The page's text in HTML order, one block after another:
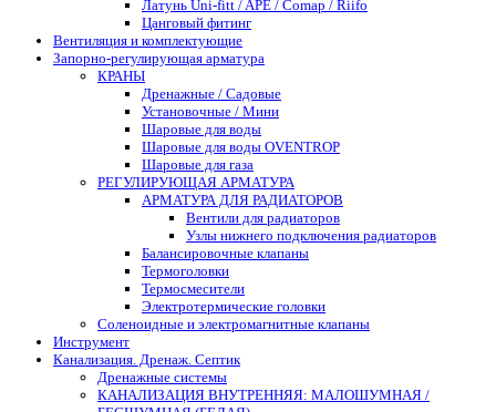
Латунь Uni-fitt / APE / Comap / Riifo
Цанговый фитинг
Вентиляция и комплектующие
Запорно-регулирующая арматура
КРАНЫ
Дренажные / Садовые
Установочные / Мини
Шаровые для воды
Шаровые для воды OVENTROP
Шаровые для газа
РЕГУЛИРУЮЩАЯ АРМАТУРА
АРМАТУРА ДЛЯ РАДИАТОРОВ
Вентили для радиаторов
Узлы нижнего подключения радиаторов
Балансировочные клапаны
Термоголовки
Термосмесители
Электротермические головки
Соленоидные и электромагнитные клапаны
Инструмент
Канализация. Дренаж. Септик
Дренажные системы
КАНАЛИЗАЦИЯ ВНУТРЕННЯЯ: МАЛОШУМНАЯ /